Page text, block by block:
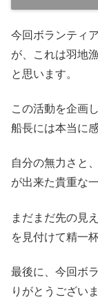
今回ボランティ
が、これは羽地
と思います。
この活動を企画
船長には本当に
自分の無力さと
が出来た貴重な
まだまだ先の見
を見付けて精一
最後に、今回ボ
りがとうござい